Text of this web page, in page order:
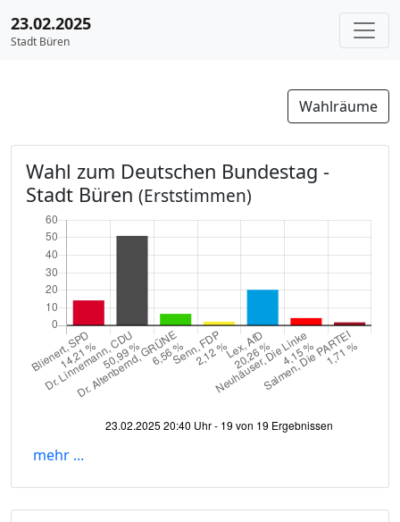
23.02.2025
Stadt Büren
Wahlräume
Wahl zum Deutschen Bundestag -
Stadt Büren (Erststimmen)
mehr ...